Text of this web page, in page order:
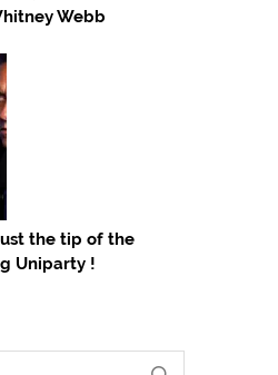
Webb
the tip of the
Uniparty !